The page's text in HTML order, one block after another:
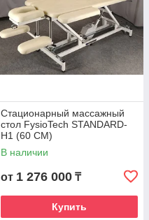
Стационарный массажный
стол FysioTech STANDARD-
H1 (60 CM)
В наличии
от 1 276 000 ₸
Купить